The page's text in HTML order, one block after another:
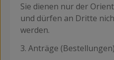
Sie dienen nur der
und dürfen an Dritte
werden.
3. Anträge (Bestellungen)